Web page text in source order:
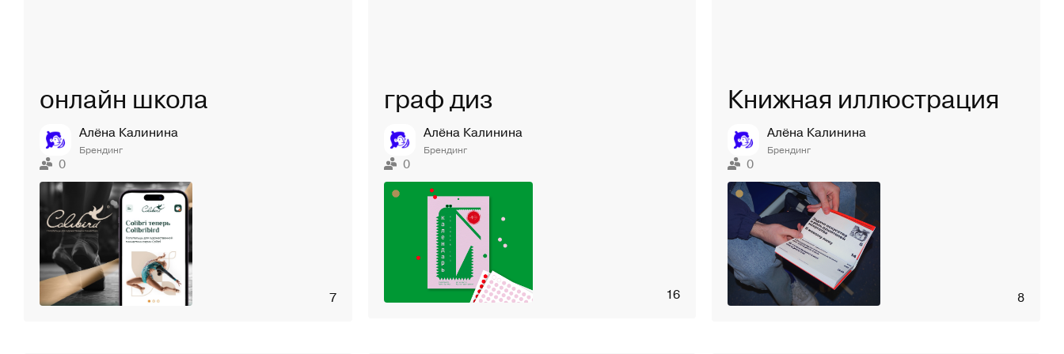
онлайн школа
Алёна Калинина
Брендинг
0
7
граф диз
Алёна Калинина
Брендинг
0
16
Книжная иллюстрация
Алёна Калинина
Брендинг
0
8